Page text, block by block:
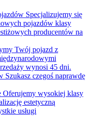
Specjalizujemy się
pojazdów klasy
producentów na
Twój pojazd z
wynosi 45 dni.
Szukasz czegoś naprawdę
Oferujemy wysokiej klasy
estetyczną
usługi